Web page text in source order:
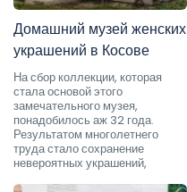
Домашний музей женских
украшений в Косове
На сбор коллекции, которая
стала основой этого
замечательного музея,
понадобилось аж 32 года.
Результатом многолетнего
труда стало сохранение
невероятных украшений,